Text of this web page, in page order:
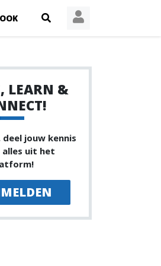
LEARN &
deel jouw kennis
alles uit het